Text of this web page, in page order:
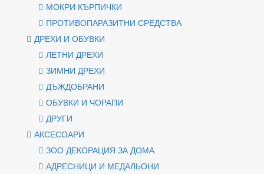
МОКРИ КЪРПИЧКИ
ПРОТИВОПАРАЗИТНИ СРЕДСТВА
ДРЕХИ И ОБУВКИ
ЛЕТНИ ДРЕХИ
ЗИМНИ ДРЕХИ
ДЪЖДОБРАНИ
ОБУВКИ И ЧОРАПИ
ДРУГИ
АКСЕСОАРИ
ЗОО ДЕКОРАЦИЯ ЗА ДОМА
АДРЕСНИЦИ И МЕДАЛЬОНИ